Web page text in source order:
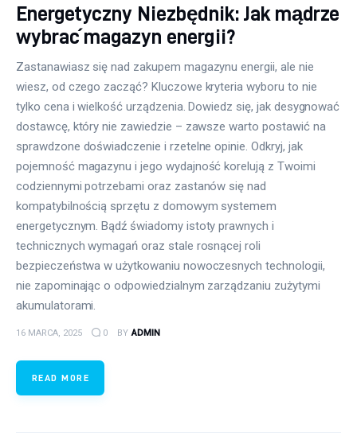
Energetyczny Niezbędnik: Jak mądrze
wybrać magazyn energii?
Zastanawiasz się nad zakupem magazynu energii, ale nie
wiesz, od czego zacząć? Kluczowe kryteria wyboru to nie
tylko cena i wielkość urządzenia. Dowiedz się, jak desygnować
dostawcę, który nie zawiedzie – zawsze warto postawić na
sprawdzone doświadczenie i rzetelne opinie. Odkryj, jak
pojemność magazynu i jego wydajność korelują z Twoimi
codziennymi potrzebami oraz zastanów się nad
kompatybilnością sprzętu z domowym systemem
energetycznym. Bądź świadomy istoty prawnych i
technicznych wymagań oraz stale rosnącej roli
bezpieczeństwa w użytkowaniu nowoczesnych technologii,
nie zapominając o odpowiedzialnym zarządzaniu zużytymi
akumulatorami.
16 MARCA, 2025 0 BY ADMIN
READ MORE